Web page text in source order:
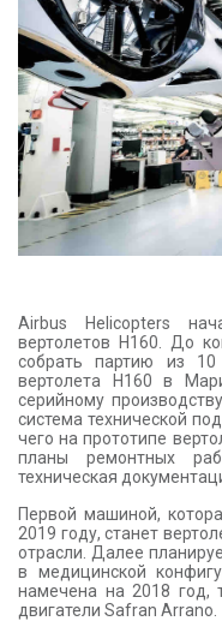
КОНТАКТЫ
Airbus Helicopters
вертолетов Н160. До
собрать партию из
вертолета H160 в
серийному
система технической
чего на прототипе
планы ремонтных
техническая
Первой машиной,
2019 году, станет
отрасли. Далее
в медицинской
намечена на 2018 год,
двигатели Safran Arrano.